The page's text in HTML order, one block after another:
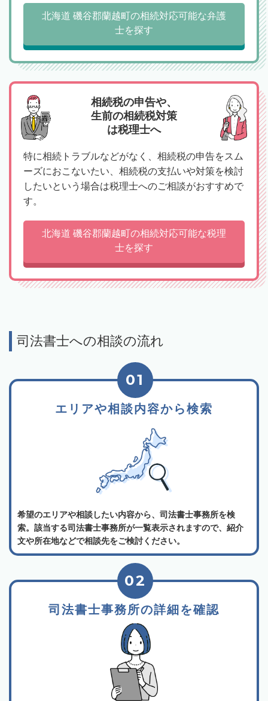
北海道 磯谷郡蘭越町の相続対応可能な弁護
士を探す
相続税の申告や、
生前の相続税対策
は税理士へ
特に相続トラブルなどがなく、相続税の申告をスム
ーズにおこないたい、相続税の支払いや対策を検討
したいという場合は税理士へのご相談がおすすめで
す。
北海道 磯谷郡蘭越町の相続対応可能な税理
士を探す
司法書士への相談の流れ
エリアや相談内容から検索
01
希望のエリアや相談したい内容から、司法書士事務所を検
索。該当する司法書士事務所が一覧表示されますので、紹介
文や所在地などで相談先をご検討ください。
司法書士事務所の詳細を確認
02